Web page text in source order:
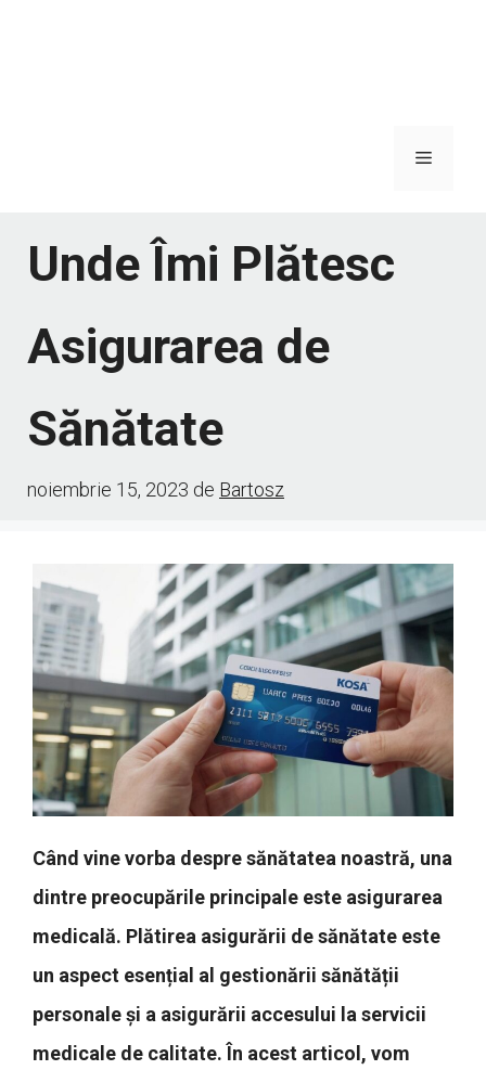
Meniu
Unde Îmi Plătesc
Asigurarea de
Sănătate
noiembrie 15, 2023 de Bartosz
Când vine vorba despre sănătatea noastră, una
dintre preocupările principale este asigurarea
medicală. Plătirea asigurării de sănătate este
un aspect esențial al gestionării sănătății
personale și a asigurării accesului la servicii
medicale de calitate. În acest articol, vom